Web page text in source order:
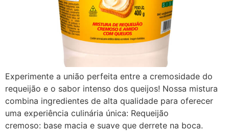
Experimente a união perfeita entre a cremosidade do
requeijão e o sabor intenso dos queijos! Nossa mistura
combina ingredientes de alta qualidade para oferecer
uma experiência culinária única: Requeijão
cremoso: base macia e suave que derrete na boca.